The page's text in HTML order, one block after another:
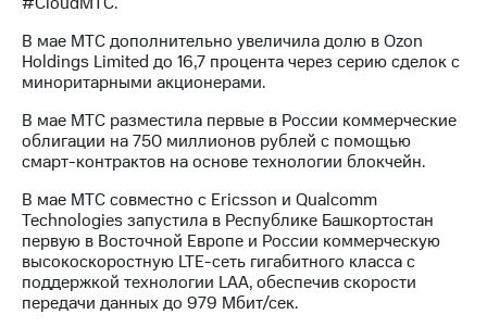
Реквизиты
Контакты
развитие
деловая этика
На главную
В мае МТС дополнительно увеличила долю в Ozon
Holdings Limited до 16,7 процента через серию сделок с
миноритарными акционерами.
В мае МТС разместила первые в России коммерческие
облигации на 750 миллионов рублей с помощью
смарт-контрактов на основе технологии блокчейн.
В мае МТС совместно с Ericsson и Qualcomm
Technologies запустила в Республике Башкортостан
первую в Восточной Европе и России коммерческую
высокоскоростную LTE-сеть гигабитного класса с
поддержкой технологии LAA, обеспечив скорости
передачи данных до 979 Мбит/сек.